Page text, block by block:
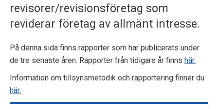
n
s
p
e
k
revisorer/revisionsföretag som
reviderar företag av allmänt intresse.
På denna sida finns rapporter som har publicerats under
de tre senaste åren. Rapporter från tidigare år finns här.
Information om tillsynsmetodik och rapportering finner du
här.